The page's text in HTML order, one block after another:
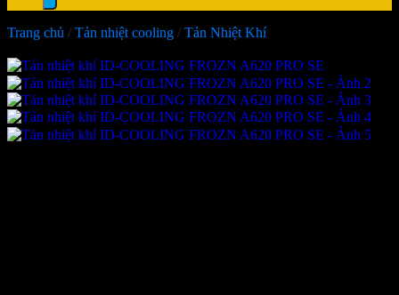
Trang chủ / Tản nhiệt cooling / Tản Nhiệt Khí